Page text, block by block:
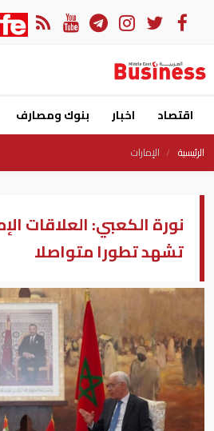
اقتصاد اخبار بنوك ومصارف
الرئيسية الإمارات
نورة الكعبي: العلاقات
تشهد تطورا متواصلا